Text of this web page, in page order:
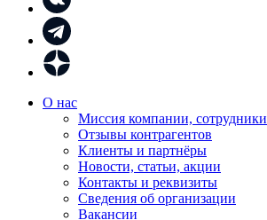
О нас
Миссия компании, сотрудники
Отзывы контрагентов
Клиенты и партнёры
Новости, статьи, акции
Контакты и реквизиты
Сведения об организации
Вакансии